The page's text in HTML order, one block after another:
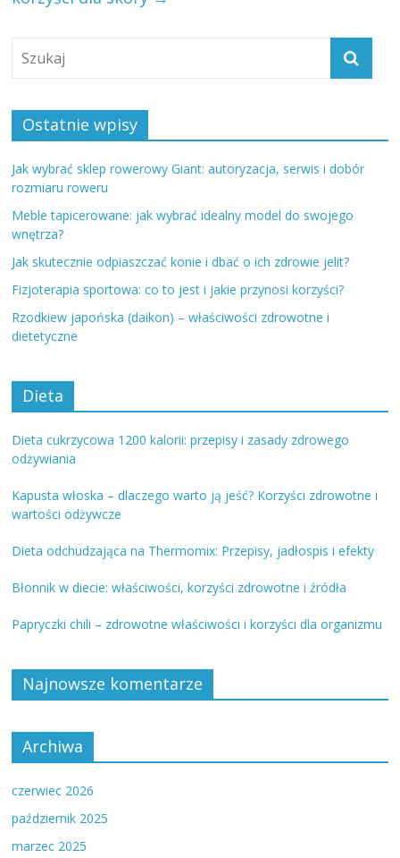
Ostatnie wpisy
Jak wybrać sklep rowerowy Giant: autoryzacja, serwis i dobór
rozmiaru roweru
Meble tapicerowane: jak wybrać idealny model do swojego
wnętrza?
Jak skutecznie odpiaszczać konie i dbać o ich zdrowie jelit?
Fizjoterapia sportowa: co to jest i jakie przynosi korzyści?
Rzodkiew japońska (daikon) – właściwości zdrowotne i
dietetyczne
Dieta
Dieta cukrzycowa 1200 kalorii: przepisy i zasady zdrowego
odżywiania
Kapusta włoska – dlaczego warto ją jeść? Korzyści zdrowotne i
wartości odżywcze
Dieta odchudzająca na Thermomix: Przepisy, jadłospis i efekty
Błonnik w diecie: właściwości, korzyści zdrowotne i źródła
Papryczki chili – zdrowotne właściwości i korzyści dla organizmu
Najnowsze komentarze
Archiwa
czerwiec 2026
październik 2025
marzec 2025